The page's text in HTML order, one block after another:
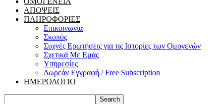
ΑΠΟΨΕΙΣ
ΠΛΗΡΟΦΟΡΙΕΣ
Επικοινωνία
Σκοπός
Συχνές Ερωτήσεις για τις Ιστορίες των Ομογενών
Σχετικά Με Εμάς
Υπηρεσίες
Δωρεάν Εγγραφή / Free Subscription
ΗΜΕΡΟΛΟΓΙΟ